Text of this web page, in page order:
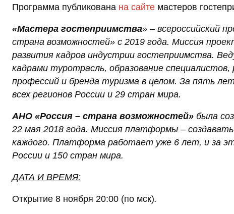
Программа публикована на сайте мастеров
«Мастера гостеприимства» – всероссийский
страна возможностей» с 2019 года. Миссия
развития кадров индустрии гостеприимства.
кадрами туротрасль, образование
профессий и бренда туризма в целом. За пять
всех регионов России и 29 стран мира.
АНО «Россия – страна возможностей» была
22 мая 2018 года. Миссия платформы –
каждого. Платформа работает уже 6 лет, и за
России и 150 стран мира.
ДАТА И ВРЕМЯ:
Открытие 8 ноября 20:00 (по мск).